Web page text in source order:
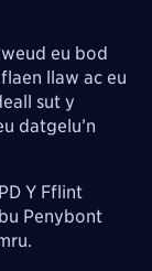
eu bod
llaw ac eu
sut y
datgelu’n
Y Fflint
Penybont